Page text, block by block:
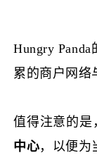
Hungry
累的商户网络
值得注意的是
中心，以便为